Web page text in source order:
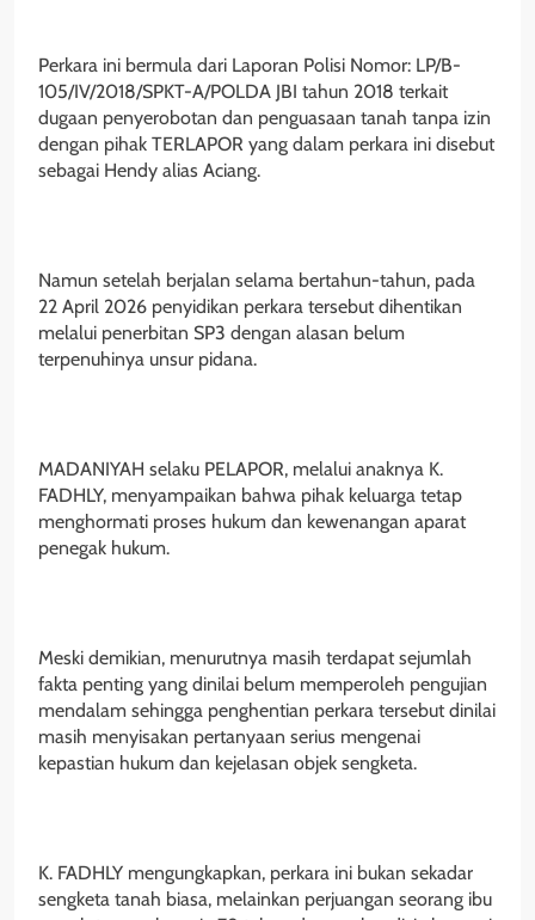
Perkara ini bermula dari Laporan Polisi Nomor: LP/B-
105/IV/2018/SPKT-A/POLDA JBI tahun 2018 terkait
dugaan penyerobotan dan penguasaan tanah tanpa izin
dengan pihak TERLAPOR yang dalam perkara ini disebut
sebagai Hendy alias Aciang.
Namun setelah berjalan selama bertahun-tahun, pada
22 April 2026 penyidikan perkara tersebut dihentikan
melalui penerbitan SP3 dengan alasan belum
terpenuhinya unsur pidana.
MADANIYAH selaku PELAPOR, melalui anaknya K.
FADHLY, menyampaikan bahwa pihak keluarga tetap
menghormati proses hukum dan kewenangan aparat
penegak hukum.
Meski demikian, menurutnya masih terdapat sejumlah
fakta penting yang dinilai belum memperoleh pengujian
mendalam sehingga penghentian perkara tersebut dinilai
masih menyisakan pertanyaan serius mengenai
kepastian hukum dan kejelasan objek sengketa.
K. FADHLY mengungkapkan, perkara ini bukan sekadar
sengketa tanah biasa, melainkan perjuangan seorang ibu